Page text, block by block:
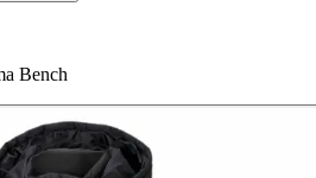
Bench